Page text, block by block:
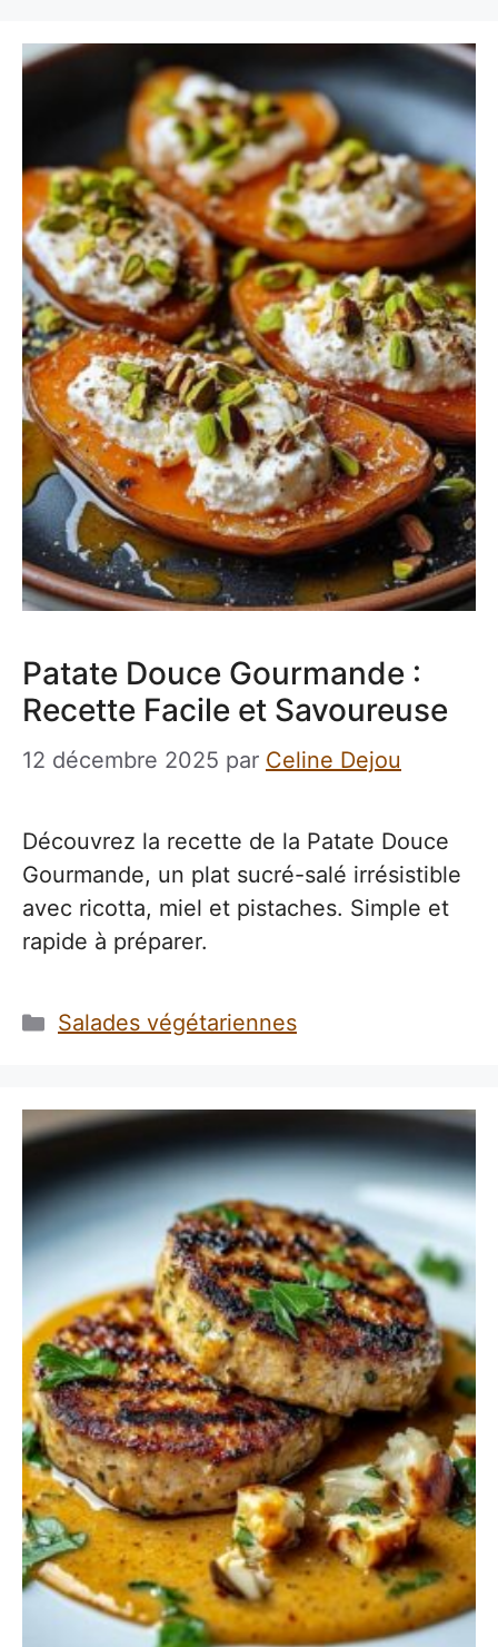
Patate Douce Gourmande :
Recette Facile et Savoureuse
12 décembre 2025 par Celine Dejou
Découvrez la recette de la Patate Douce
Gourmande, un plat sucré-salé irrésistible
avec ricotta, miel et pistaches. Simple et
rapide à préparer.
Catégories
Salades végétariennes